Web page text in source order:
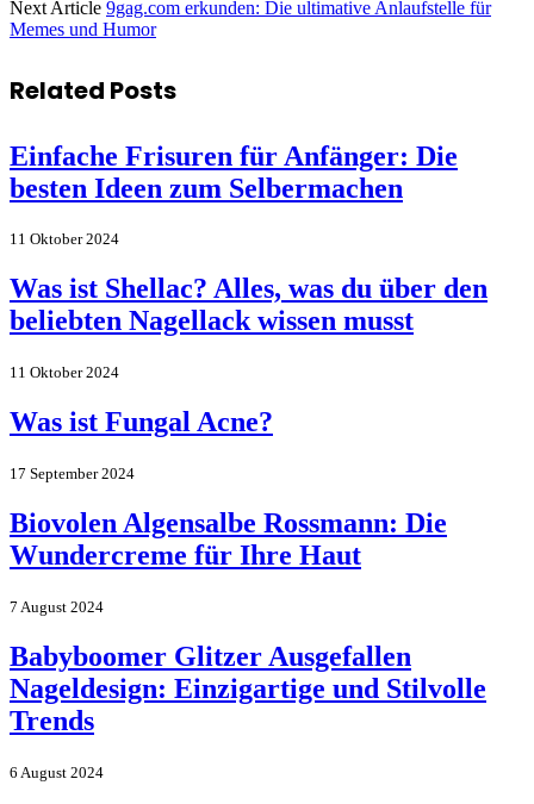
Next Article 9gag.com erkunden: Die ultimative Anlaufstelle für
Memes und Humor
Related Posts
Einfache Frisuren für Anfänger: Die
besten Ideen zum Selbermachen
11 Oktober 2024
Was ist Shellac? Alles, was du über den
beliebten Nagellack wissen musst
11 Oktober 2024
Was ist Fungal Acne?
17 September 2024
Biovolen Algensalbe Rossmann: Die
Wundercreme für Ihre Haut
7 August 2024
Babyboomer Glitzer Ausgefallen
Nageldesign: Einzigartige und Stilvolle
Trends
6 August 2024